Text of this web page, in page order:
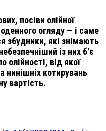
посіви олійної
огляду — і саме
збудники, які знімають
із них б'є
олійності, від якої
нинішніх котирувань
вартість.